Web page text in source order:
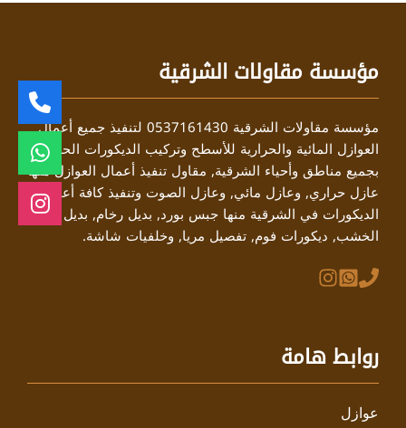
مؤسسة مقاولات الشرقية
مؤسسة مقاولات الشرقية 0537161430 لتنفيذ جميع أعمال
العوازل المائية والحرارية للأسطح وتركيب الديكورات الحديثة
بجميع مناطق وأحياء الشرقية, مقاول تنفيذ أعمال العوازل منها
عازل حراري, وعازل مائي, وعازل الصوت وتنفيذ كافة أعمال
الديكورات في الشرقية منها جبس بورد, بديل رخام, بديل
الخشب, ديكورات فوم, تفصيل مريا, وخلفيات شاشة.
روابط هامة
عوازل